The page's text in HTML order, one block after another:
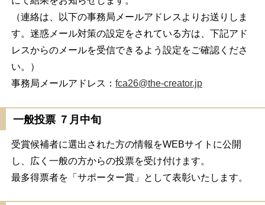
（連絡は、以下の事務局メールアドレスよりお送りしま
す。迷惑メール対策の設定をされている方は、下記アド
レスからのメールを受信できるよう設定をご確認くださ
い。）
事務局メールアドレス：fca26@the-creator.jp
一般投票 ７月中旬
受賞候補者に選出された方の情報をWEBサイトに公開
し、広く一般の方からの投票を受け付けます。
最多得票者を「サポーター賞」として表彰いたします。